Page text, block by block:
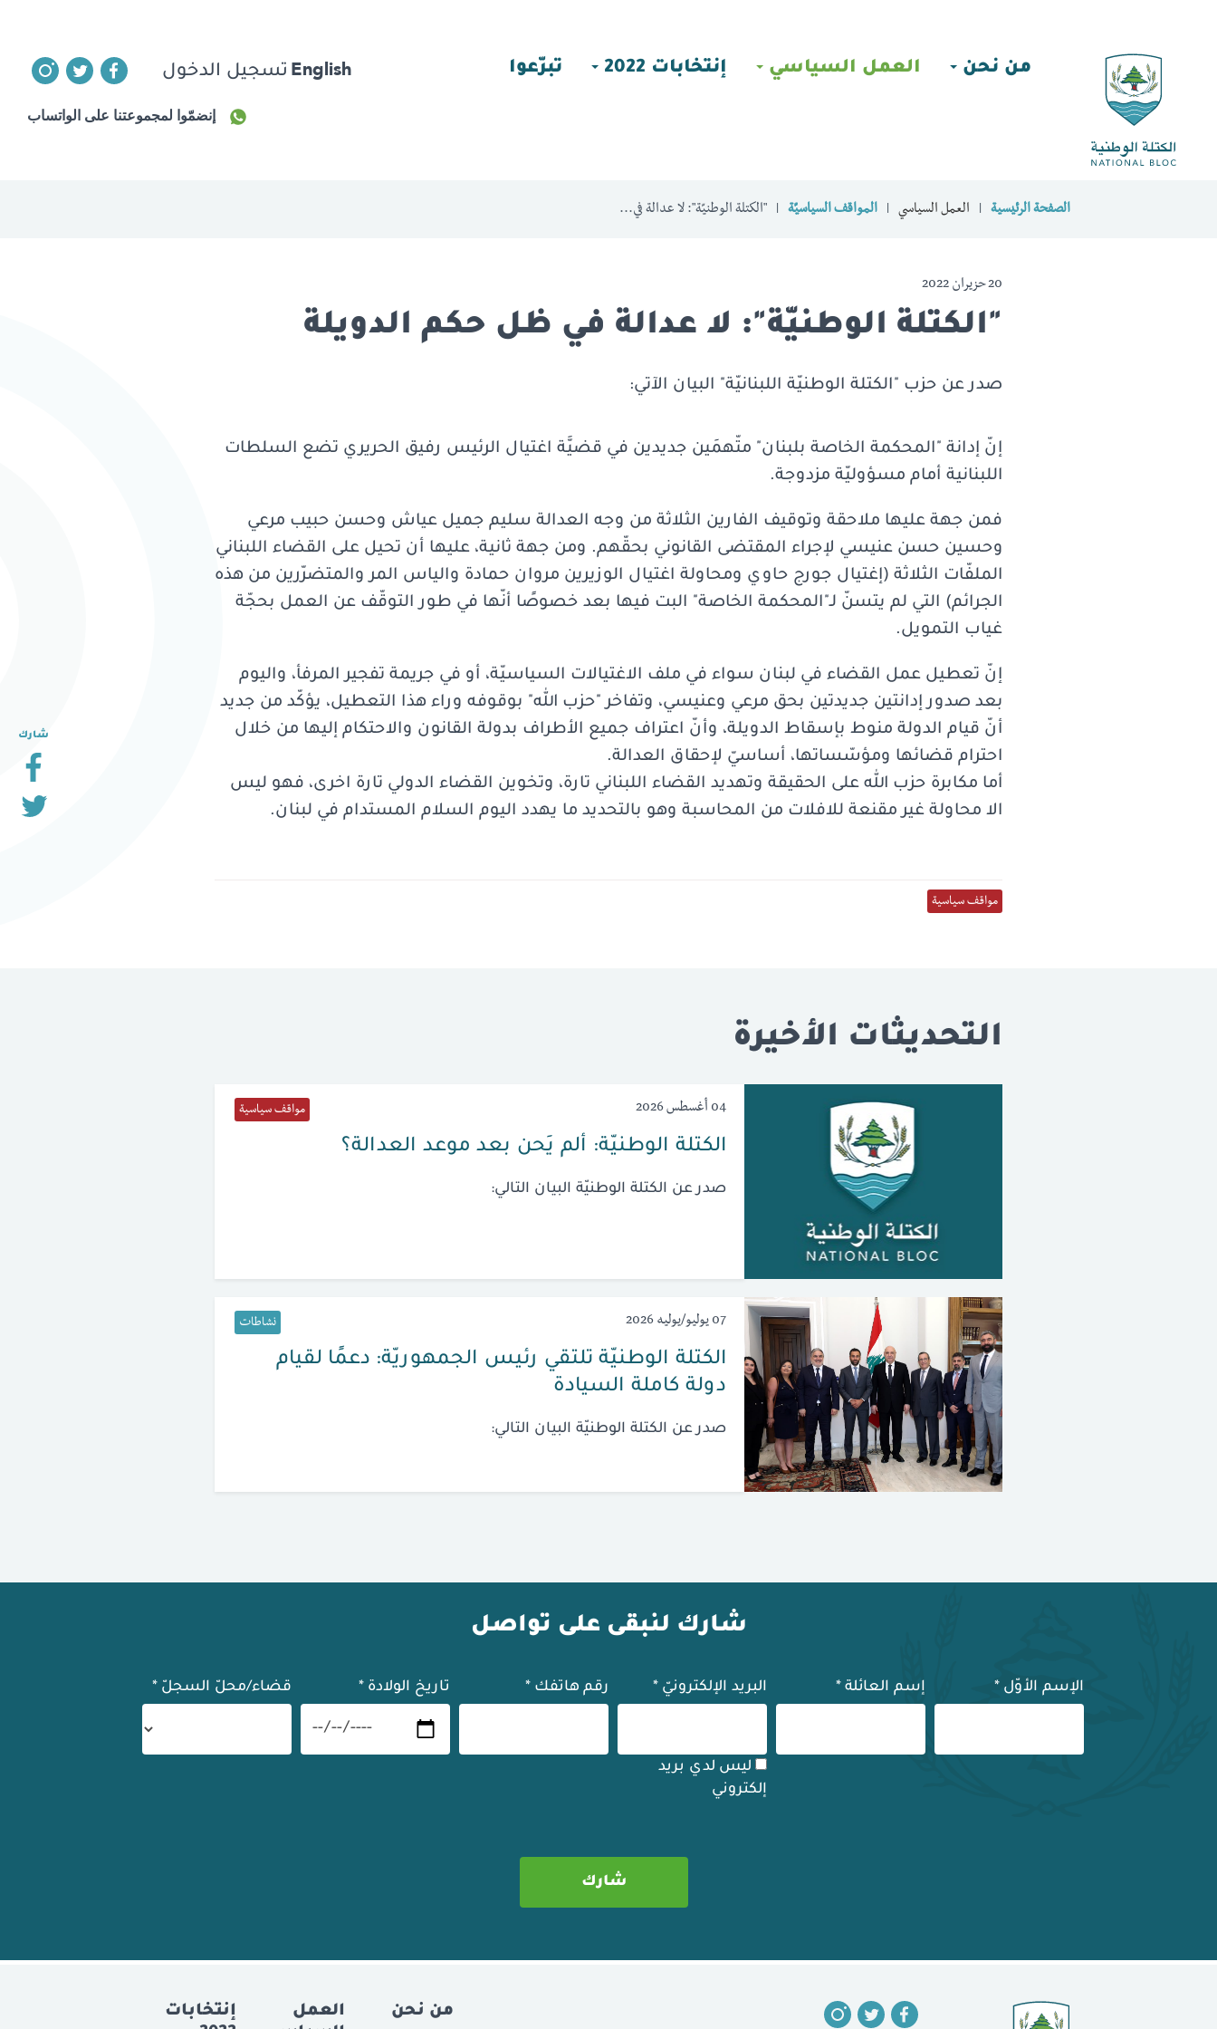
English تسجيل الدخول
إنضمّوا لمجموعتنا على الواتساب
تبرّعوا إنتخابات 2022 العمل السياسي من نحن
شارك
الصفحة الرئيسية العمل السياسي المواقف السياسيّة "الكتلة الوطنيّة": لا عدالة في...
20 حزيران 2022
"الكتلة الوطنيّة": لا عدالة في ظل حكم الدويلة
صدر عن حزب "الكتلة الوطنيّة اللبنانيّة" البيان الآتي:
إنّ إدانة "المحكمة الخاصة بلبنان" متّهمَين جديدين في قضيَّة اغتيال الرئيس رفيق الحريري تضع السلطات
اللبنانية أمام مسؤوليّة مزدوجة.
فمن جهة عليها ملاحقة وتوقيف الفارين الثلاثة من وجه العدالة سليم جميل عياش وحسن حبيب مرعي
وحسين حسن عنيسي لإجراء المقتضى القانوني بحقّهم. ومن جهة ثانية، عليها أن تحيل على القضاء اللبناني
الملفّات الثلاثة (إغتيال جورج حاوي ومحاولة اغتيال الوزيرين مروان حمادة والياس المر والمتضرّرين من هذه
الجرائم) التي لم يتسنّ لـ"المحكمة الخاصة" البت فيها بعد خصوصًا أنّها في طور التوقّف عن العمل بحجّة
غياب التمويل.
إنّ تعطيل عمل القضاء في لبنان سواء في ملف الاغتيالات السياسيّة، أو في جريمة تفجير المرفأ، واليوم
بعد صدور إدانتين جديدتين بحق مرعي وعنيسي، وتفاخر "حزب الله" بوقوفه وراء هذا التعطيل، يؤكّد من جديد
أنّ قيام الدولة منوط بإسقاط الدويلة، وأنّ اعتراف جميع الأطراف بدولة القانون والاحتكام إليها من خلال
احترام قضائها ومؤسّساتها، أساسيّ لإحقاق العدالة.
أما مكابرة حزب الله على الحقيقة وتهديد القضاء اللبناني تارة، وتخوين القضاء الدولي تارة اخرى، فهو ليس
الا محاولة غير مقنعة للافلات من المحاسبة وهو بالتحديد ما يهدد اليوم السلام المستدام في لبنان.
مواقف سياسية
التحديثات الأخيرة
04 أغسطس 2026 مواقف سياسية
الكتلة الوطنيّة: ألم يَحن بعد موعد العدالة؟
صدر عن الكتلة الوطنيّة البيان التالي:
07 يوليو/يوليه 2026 نشاطات
الكتلة الوطنيّة تلتقي رئيس الجمهوريّة: دعمًا لقيام
دولة كاملة السيادة
صدر عن الكتلة الوطنيّة البيان التالي:
شارك لنبقى على تواصل
الإسم الأوّل * إسم العائلة * البريد الإلكترونيّ *
ليس لدي بريد
إلكتروني
رقم هاتفك * تاريخ الولادة * قضاء/محلّ السجلّ *
إنتخابات
العمل
من نحن